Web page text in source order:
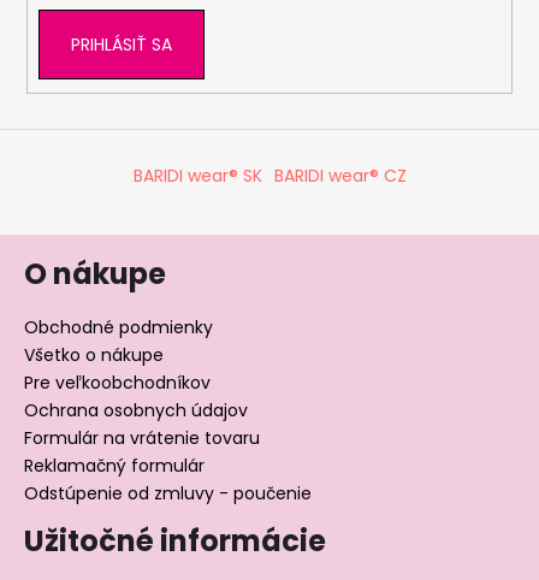
PRIHLÁSIŤ SA
BARIDI wear® SK BARIDI wear® CZ
O nákupe
Obchodné podmienky
Všetko o nákupe
Pre veľkoobchodníkov
Ochrana osobnych údajov
Formulár na vrátenie tovaru
Reklamačný formulár
Odstúpenie od zmluvy - poučenie
Užitočné informácie